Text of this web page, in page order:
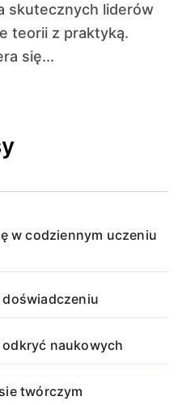
teorii z praktyką.
się...
w codziennym uczeniu
naukowych
twórczym